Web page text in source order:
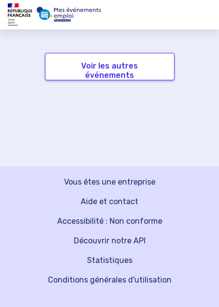
Voir les autres
événements
Vous êtes une entreprise
Découvrir notre API
Aide et contact
Statistiques
Accessibilité : Non conforme
Conditions générales d'utilisation